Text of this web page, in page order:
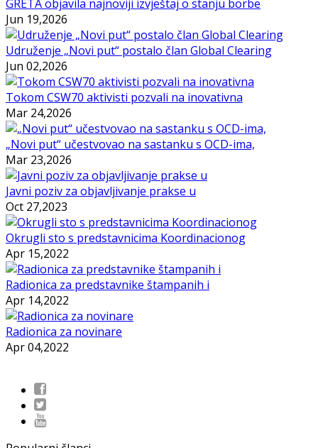
GRETA objavila najnoviji izvještaj o stanju borbe
Jun 19,2026
Udruženje „Novi put“ postalo član Global Clearing
Jun 02,2026
Tokom CSW70 aktivisti pozvali na inovativna
Mar 24,2026
„Novi put“ učestvovao na sastanku s OCD-ima,
Mar 23,2026
Javni poziv za objavljivanje prakse u
Oct 27,2023
Okrugli sto s predstavnicima Koordinacionog
Apr 15,2022
Radionica za predstavnike štampanih i
Apr 14,2022
Radionica za novinare
Apr 04,2022